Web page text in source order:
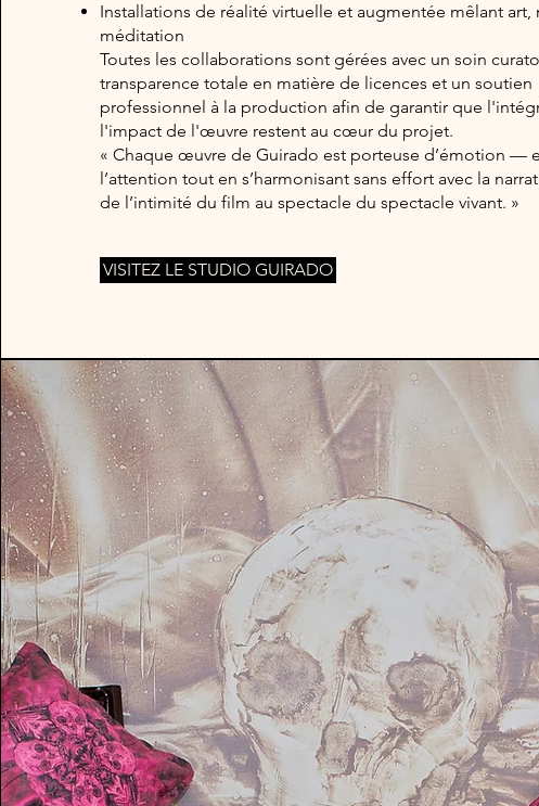
Installations de réalité virtuelle et augmentée mêlant art,
méditation
Toutes les collaborations sont gérées avec un soin
transparence totale en matière de licences et un soutien
professionnel à la production afin de garantir que
l'impact de l'œuvre restent au cœur du projet.
« Chaque œuvre de Guirado est porteuse d’émotion —
l’attention tout en s’harmonisant sans effort avec la
de l’intimité du film au spectacle du spectacle vivant. »
VISITEZ LE STUDIO GUIRADO